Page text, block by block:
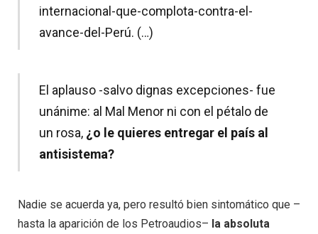
internacional-que-complota-contra-el-
avance-del-Perú. (…)
El aplauso -salvo dignas excepciones- fue
unánime: al Mal Menor ni con el pétalo de
un rosa, ¿o le quieres entregar el país al
antisistema?
Nadie se acuerda ya, pero resultó bien sintomático que –
hasta la aparición de los Petroaudios– la absoluta